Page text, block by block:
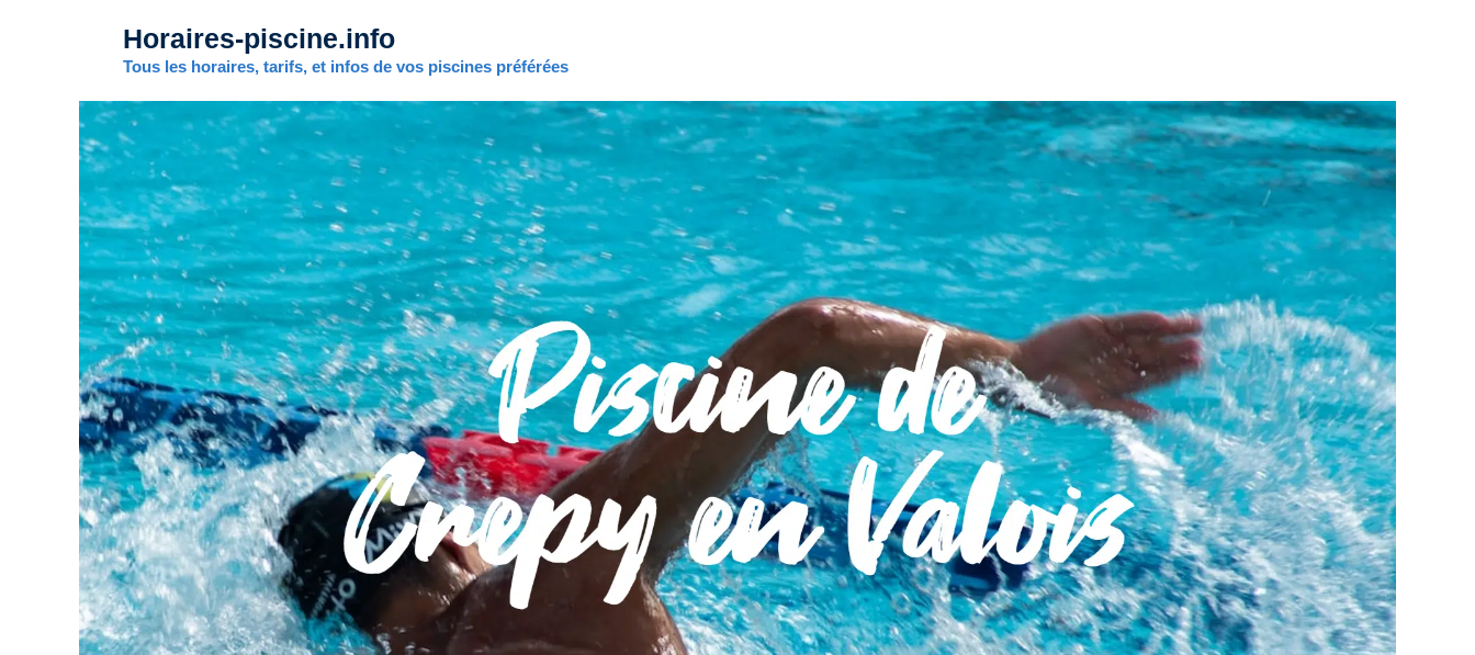
Horaires-piscine.info
Tous les horaires, tarifs, et infos de vos piscines préférées